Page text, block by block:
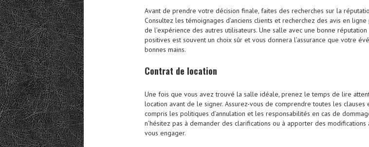
Avant de prendre votre décision finale, faites des recherches sur la
Consultez les témoignages d’anciens clients et recherchez des avis en
de l’expérience des autres utilisateurs. Une salle avec une bonne
positives est souvent un choix sûr et vous donnera l’assurance que votre
bonnes mains.
Contrat de location
Une fois que vous avez trouvé la salle idéale, prenez le temps de lire
location avant de le signer. Assurez-vous de comprendre toutes les clauses
compris les politiques d’annulation et les responsabilités en cas de
n’hésitez pas à demander des clarifications ou à apporter des modifications
vous engager.